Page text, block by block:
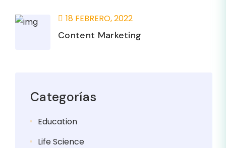
18 FEBRERO, 2022
Content Marketing
Categorías
Education
Life Science